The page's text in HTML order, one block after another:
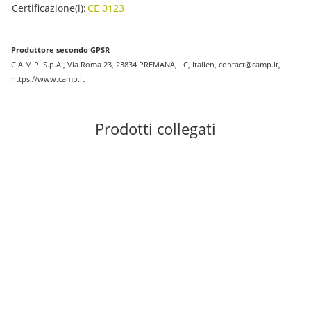
Certificazione(i):CE 0123
Produttore secondo GPSR
C.A.M.P. S.p.A., Via Roma 23, 23834 PREMANA, LC, Italien, contact@camp.it,
https://www.camp.it
Prodotti collegati